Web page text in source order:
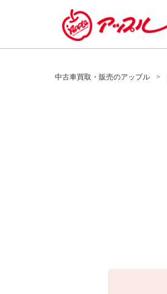
/*ABテスト_新規査定フォームの為の
中古車買取・販売のアップル